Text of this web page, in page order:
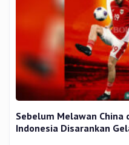
Sebelum Melawan China
Indonesia Disarankan